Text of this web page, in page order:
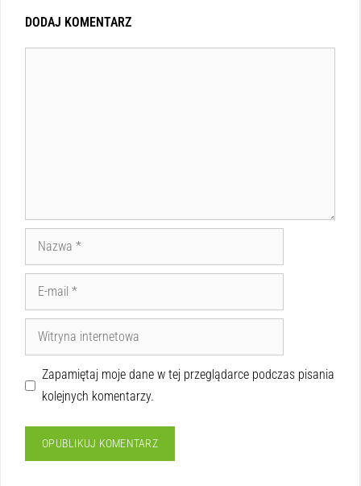
DODAJ KOMENTARZ
Zapamiętaj moje dane w tej przeglądarce podczas pisania
kolejnych komentarzy.